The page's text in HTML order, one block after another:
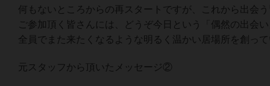
何もないところからの再スタートですが、これから出会
ご参加頂く皆さんには、どうぞ今日という「偶然の出会
全員でまた来たくなるような明るく温かい居場所を創っ
元スタッフから頂いたメッセージ②